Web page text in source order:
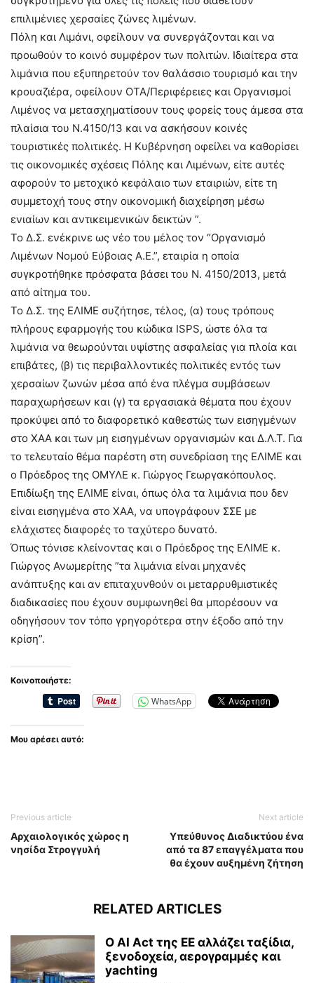
επιλιμένιες χερσαίες ζώνες λιμένων.
Πόλη και Λιμάνι, οφείλουν να συνεργάζονται και να
προωθούν το κοινό συμφέρον των πολιτών. Ιδιαίτερα στα
λιμάνια που εξυπηρετούν τον θαλάσσιο τουρισμό και την
κρουαζιέρα, οφείλουν ΟΤΑ/Περιφέρειες και Οργανισμοί
Λιμένος να μετασχηματίσουν τους φορείς τους άμεσα στα
πλαίσια του Ν.4150/13 και να ασκήσουν κοινές
τουριστικές πολιτικές. Η Κυβέρνηση οφείλει να καθορίσει
τις οικονομικές σχέσεις Πόλης και Λιμένων, είτε αυτές
αφορούν το μετοχικό κεφάλαιο των εταιριών, είτε τη
συμμετοχή τους στην οικονομική διαχείρηση μέσω
ενιαίων και αντικειμενικών δεικτών ”.
Το Δ.Σ. ενέκρινε ως νέο του μέλος τον “Οργανισμό
Λιμένων Νομού Εύβοιας Α.Ε.”, εταιρία η οποία
συγκροτήθηκε πρόσφατα βάσει του Ν. 4150/2013, μετά
από αίτημα του.
Το Δ.Σ. της ΕΛΙΜΕ συζήτησε, τέλος, (α) τους τρόπους
πλήρους εφαρμογής του κώδικα ISPS, ώστε όλα τα
λιμάνια να θεωρούνται υψίστης ασφαλείας για πλοία και
επιβάτες, (β) τις περιβαλλοντικές πολιτικές εντός των
χερσαίων ζωνών μέσα από ένα πλέγμα συμβάσεων
παραχωρήσεων και (γ) τα εργασιακά θέματα που έχουν
προκύψει από το διαφορετικό καθεστώς των εισηγμένων
στο ΧΑΑ και των μη εισηγμένων οργανισμών και Δ.Λ.Τ. Για
το τελευταίο θέμα παρέστη στη συνεδρίαση της ΕΛΙΜΕ και
ο Πρόεδρος της ΟΜΥΛΕ κ. Γιώργος Γεωργακόπουλος.
Επιδίωξη της ΕΛΙΜΕ είναι, όπως όλα τα λιμάνια που δεν
είναι εισηγμένα στο ΧΑΑ, να υπογράφουν ΣΣΕ με
ελάχιστες διαφορές το ταχύτερο δυνατό.
Όπως τόνισε κλείνοντας και ο Πρόεδρος της ΕΛΙΜΕ κ.
Γιώργος Ανωμερίτης ”τα λιμάνια είναι μηχανές
ανάπτυξης και αν επιταχυνθούν οι μεταρρυθμιστικές
διαδικασίες που έχουν συμφωνηθεί θα μπορέσουν να
οδηγήσουν τον τόπο γρηγορότερα στην έξοδο από την
κρίση”.
Κοινοποιήστε:
WhatsApp
Μου αρέσει αυτό:
Previous article
Αρχαιολογικός χώρος η
νησίδα Στρογγυλή
Next article
Υπεύθυνος Διαδικτύου ένα
από τα 87 επαγγέλματα που
θα έχουν αυξημένη ζήτηση
RELATED ARTICLES
Ο AI Act της ΕΕ αλλάζει ταξίδια,
ξενοδοχεία, αερογραμμές και
yachting